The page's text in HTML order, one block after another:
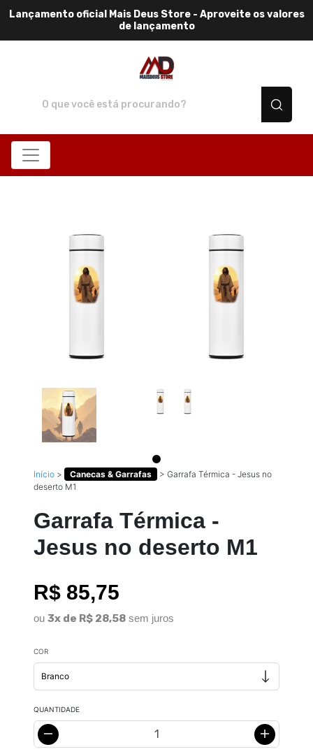
Lançamento oficial Mais Deus Store - Aproveite os valores
de lançamento
Início > Canecas & Garrafas > Garrafa Térmica - Jesus no
deserto M1
Garrafa Térmica -
Jesus no deserto M1
R$ 85,75
ou 3x de R$ 28,58 sem juros
COR
QUANTIDADE